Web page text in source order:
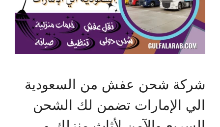
شركة شحن عفش من السعودية
الي الإمارات تضمن لك الشحن